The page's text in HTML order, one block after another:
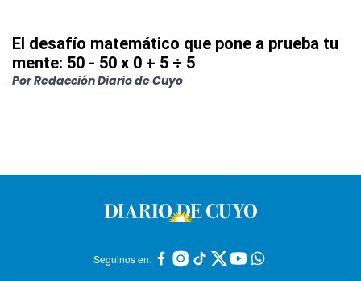
El desafío matemático que pone a prueba tu
mente: 50 - 50 x 0 + 5 ÷ 5
PorRedacción Diario de Cuyo
Seguinos en: